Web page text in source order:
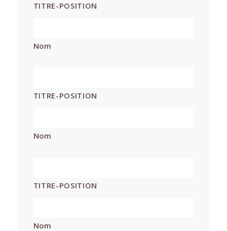
TITRE-POSITION
Nom
TITRE-POSITION
Nom
TITRE-POSITION
Nom